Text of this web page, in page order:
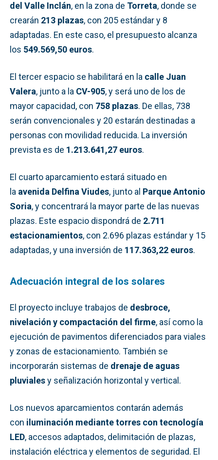
del Valle Inclán, en la zona de Torreta, donde se
crearán 213 plazas, con 205 estándar y 8
adaptadas. En este caso, el presupuesto alcanza
los 549.569,50 euros.
El tercer espacio se habilitará en la calle Juan
Valera, junto a la CV-905, y será uno de los de
mayor capacidad, con 758 plazas. De ellas, 738
serán convencionales y 20 estarán destinadas a
personas con movilidad reducida. La inversión
prevista es de 1.213.641,27 euros.
El cuarto aparcamiento estará situado en
la avenida Delfina Viudes, junto al Parque Antonio
Soria, y concentrará la mayor parte de las nuevas
plazas. Este espacio dispondrá de 2.711
estacionamientos, con 2.696 plazas estándar y 15
adaptadas, y una inversión de 117.363,22 euros.
Adecuación integral de los solares
El proyecto incluye trabajos de desbroce,
nivelación y compactación del firme, así como la
ejecución de pavimentos diferenciados para viales
y zonas de estacionamiento. También se
incorporarán sistemas de drenaje de aguas
pluvialesy señalización horizontal y vertical.
Los nuevos aparcamientos contarán además
con iluminación mediante torres con tecnología
LED, accesos adaptados, delimitación de plazas,
instalación eléctrica y elementos de seguridad. El